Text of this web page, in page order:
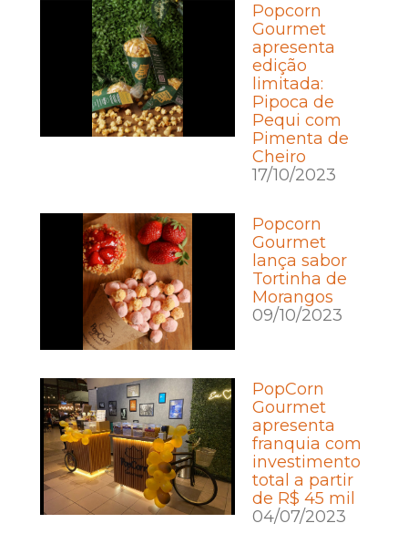
Popcorn
Gourmet
apresenta
edição
limitada:
Pipoca de
Pequi com
Pimenta de
Cheiro
17/10/2023
Popcorn
Gourmet
lança sabor
Tortinha de
Morangos
09/10/2023
PopCorn
Gourmet
apresenta
franquia com
investimento
total a partir
de R$ 45 mil
04/07/2023